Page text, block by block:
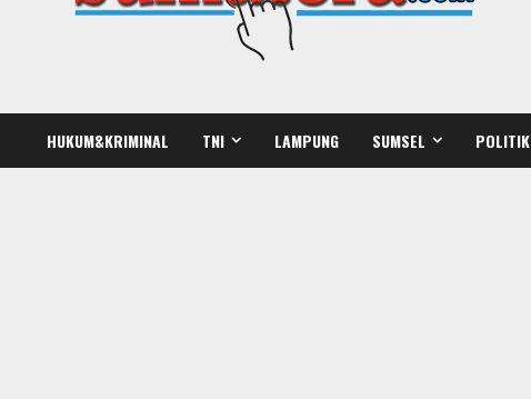
HUKUM&KRIMINAL TNI LAMPUNG SUMSEL POLITIK